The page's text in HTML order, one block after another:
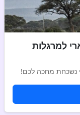
למרגלות
נשכחת מחכה לכם!